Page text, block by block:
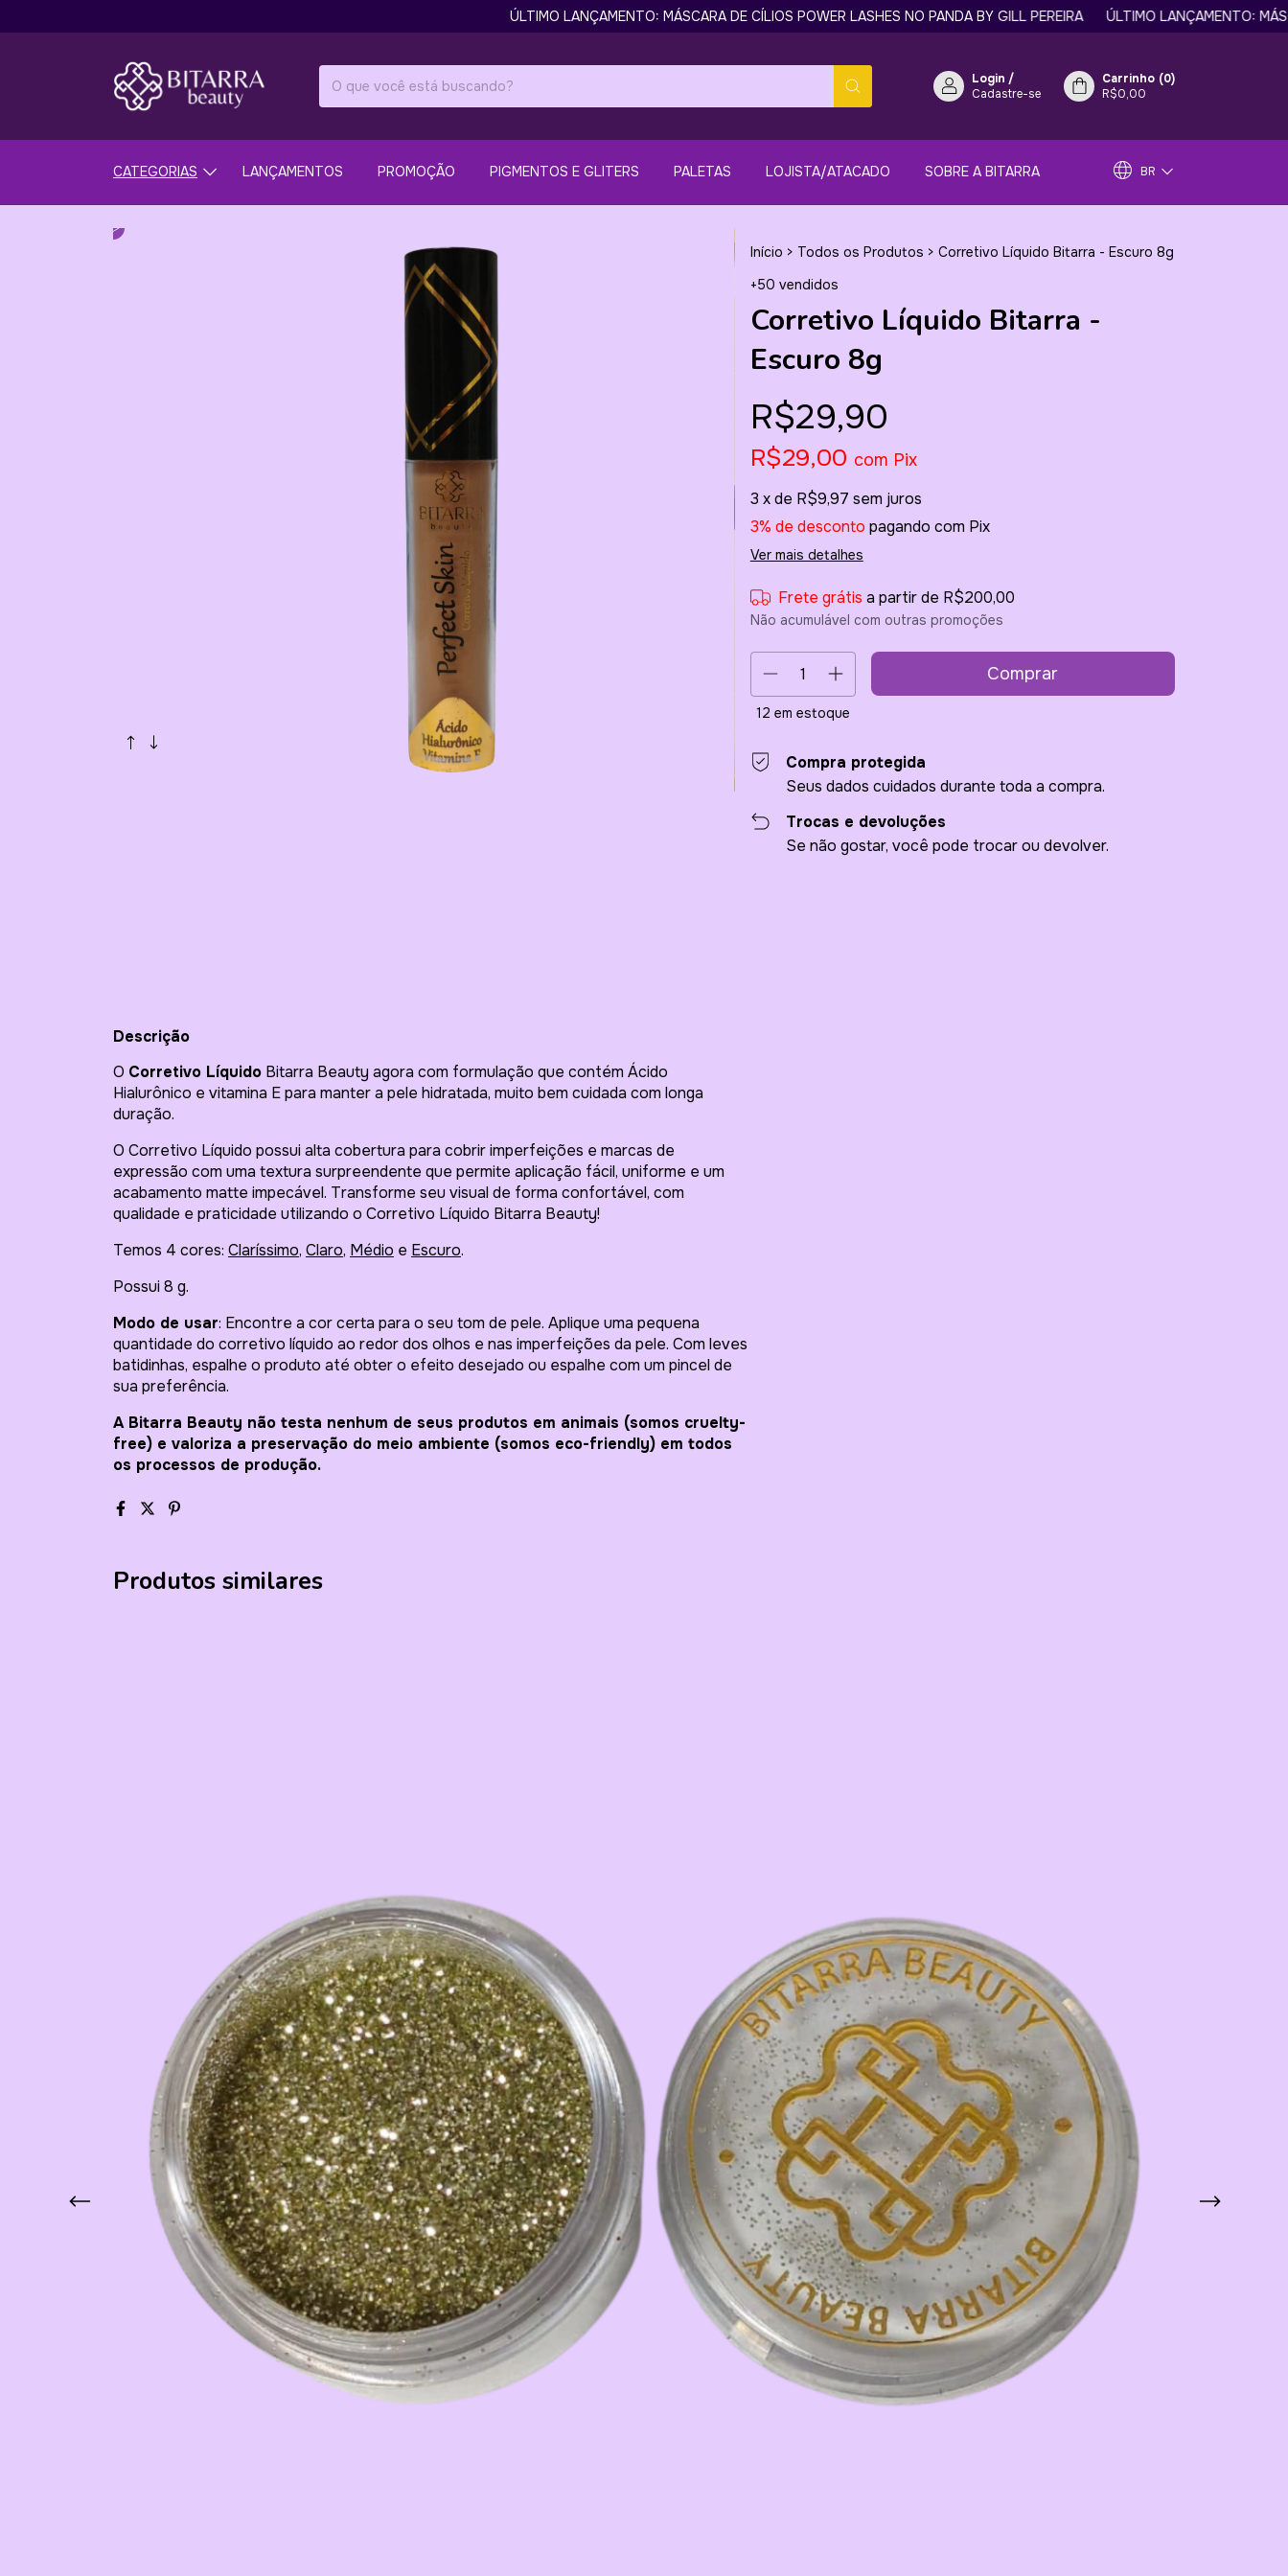
ÚLTIMO LANÇAMENTO: MÁSCARA DE CÍLIOS POWER LASHES NO PANDA BY GILL PEREIRA ÚLTIMO LANÇAMENTO: MÁSCARA
Login /
Cadastre-se
Carrinho (0)
R$0,00
CATEGORIAS LANÇAMENTOS PROMOÇÃO PIGMENTOS E GLITERS PALETAS LOJISTA/ATACADO SOBRE A BITARRA BR
Início > Todos os Produtos > Corretivo Líquido Bitarra - Escuro 8g
+50 vendidos
Corretivo Líquido Bitarra -
Escuro 8g
R$29,90
R$29,00 com Pix
3 x de R$9,97 sem juros
3% de desconto pagando com Pix
Ver mais detalhes
Frete grátis a partir de R$200,00
Não acumulável com outras promoções
12 em estoque
Compra protegida
Seus dados cuidados durante toda a compra.
Trocas e devoluções
Se não gostar, você pode trocar ou devolver.
Descrição
O Corretivo Líquido Bitarra Beauty agora com formulação que contém Ácido
Hialurônico e vitamina E para manter a pele hidratada, muito bem cuidada com longa
duração.
O Corretivo Líquido possui alta cobertura para cobrir imperfeições e marcas de
expressão com uma textura surpreendente que permite aplicação fácil, uniforme e um
acabamento matte impecável. Transforme seu visual de forma confortável, com
qualidade e praticidade utilizando o Corretivo Líquido Bitarra Beauty!
Temos 4 cores: Claríssimo, Claro, Médio e Escuro.
Possui 8 g.
Modo de usar: Encontre a cor certa para o seu tom de pele. Aplique uma pequena
quantidade do corretivo líquido ao redor dos olhos e nas imperfeições da pele. Com leves
batidinhas, espalhe o produto até obter o efeito desejado ou espalhe com um pincel de
sua preferência.
A Bitarra Beauty não testa nenhum de seus produtos em animais (somos cruelty-
free) e valoriza a preservação do meio ambiente (somos eco-friendly) em todos
os processos de produção.
Produtos similares